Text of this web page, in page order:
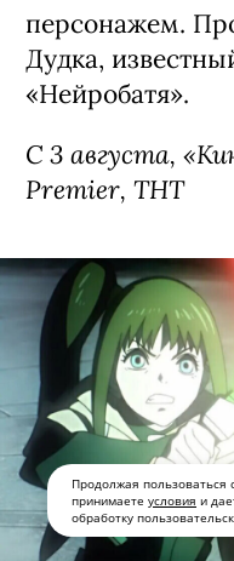
Продолжая пользоваться
принимаете условия и
обработку
персонажем.
Дудка,
«Нейробатя».
С 3 августа,
Premier, ТНТ